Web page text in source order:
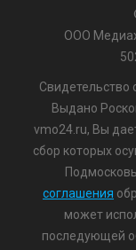
ООО
Свидетельство
Выдано
vmo24.ru, Вы
сбор которых
соглашения
может
последующей